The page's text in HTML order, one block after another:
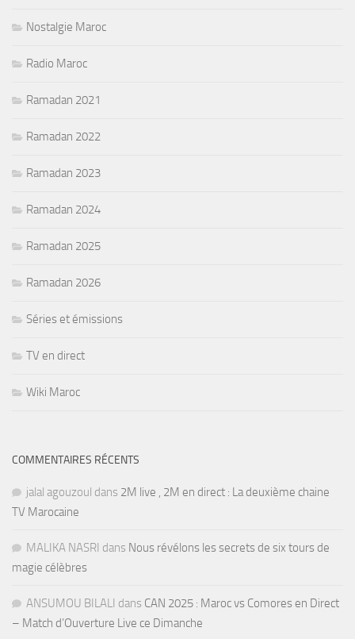
Nostalgie Maroc
Radio Maroc
Ramadan 2021
Ramadan 2022
Ramadan 2023
Ramadan 2024
Ramadan 2025
Ramadan 2026
Séries et émissions
TV en direct
Wiki Maroc
COMMENTAIRES RÉCENTS
jalal agouzoul dans 2M live , 2M en direct : La deuxième chaine
TV Marocaine
MALIKA NASRI dans Nous révélons les secrets de six tours de
magie célèbres
ANSUMOU BILALI dans CAN 2025 : Maroc vs Comores en Direct
– Match d’Ouverture Live ce Dimanche